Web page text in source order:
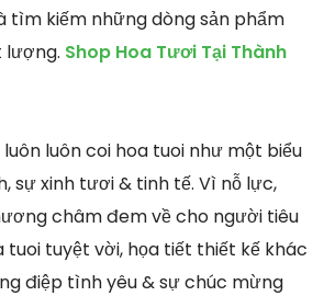
tìm kiếm những dòng sản phẩm
lượng. Shop Hoa Tươi Tại Thành
luôn coi hoa tuoi như một biểu
sự xinh tươi & tinh tế. Vì nỗ lực,
châm đem về cho người tiêu
tuoi tuyệt vời, họa tiết thiết kế khác
điệp tình yêu & sự chúc mừng